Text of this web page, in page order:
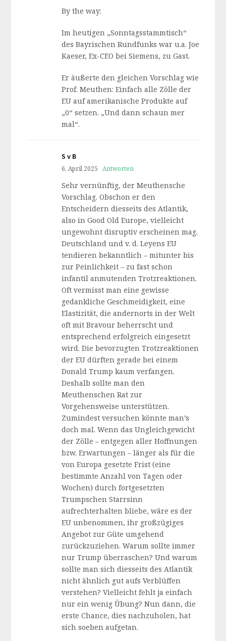
By the way:
Im heutigen „Sonntagsstammtisch“
des Bayrischen Rundfunks war u.a. Joe
Kaeser, Ex-CEO bei Siemens, zu Gast.
Er äußerte den gleichen Vorschlag wie
Prof. Meuthen: Einfach alle Zölle der
EU auf amerikanische Produkte auf
„0“ setzen. „Und dann schaun mer
mal“.
S v B
6. April 2025 Antworten
Sehr vernünftig, der Meuthensche
Vorschlag. Obschon er den
Entscheidern diesseits des Atlantik,
also in Good Old Europe, vielleicht
ungewohnt disruptiv erscheinen mag.
Deutschland und v. d. Leyens EU
tendieren bekanntlich – mitunter bis
zur Peinlichkeit – zu fast schon
infantil anmutenden Trotzreaktionen.
Oft vermisst man eine gewisse
gedankliche Geschmeidigkeit, eine
Elastizität, die andernorts in der Welt
oft mit Bravour beherrscht und
entsprechend erfolgreich eingesetzt
wird. Die bevorzugten Trotzreaktionen
der EU dürften gerade bei einem
Donald Trump kaum verfangen.
Deshalb sollte man den
Meuthenschen Rat zur
Vorgehensweise unterstützen.
Zumindest versuchen könnte man’s
doch mal. Wenn das Ungleichgewicht
der Zölle – entgegen aller Hoffnungen
bzw. Erwartungen – länger als für die
von Europa gesetzte Frist (eine
bestimmte Anzahl von Tagen oder
Wochen) durch fortgesetzten
Trumpschen Starrsinn
aufrechterhalten bliebe, wäre es der
EU unbenommen, ihr großzügiges
Angebot zur Güte umgehend
zurückzuziehen. Warum sollte immer
nur Trump überraschen? Und warum
sollte man sich diesseits des Atlantik
nicht ähnlich gut aufs Verblüffen
verstehen? Vielleicht fehlt ja einfach
nur ein wenig Übung? Nun dann, die
erste Chance, dies nachzuholen, hat
sich soeben aufgetan.